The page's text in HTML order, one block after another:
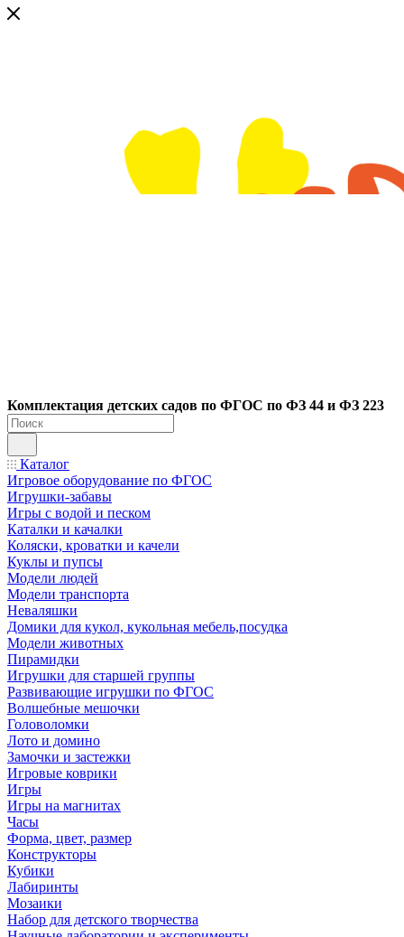
Комплектация детских садов по ФГОC по ФЗ 44 и ФЗ 223
Каталог
Игровое оборудование по ФГОС
Игрушки-забавы
Игры с водой и песком
Каталки и качалки
Коляски, кроватки и качели
Куклы и пупсы
Модели людей
Модели транспорта
Неваляшки
Домики для кукол, кукольная мебель,посудка
Модели животных
Пирамидки
Игрушки для старшей группы
Развивающие игрушки по ФГОС
Волшебные мешочки
Головоломки
Лото и домино
Замочки и застежки
Игровые коврики
Игры
Игры на магнитах
Часы
Форма, цвет, размер
Конструкторы
Кубики
Лабиринты
Мозаики
Набор для детского творчества